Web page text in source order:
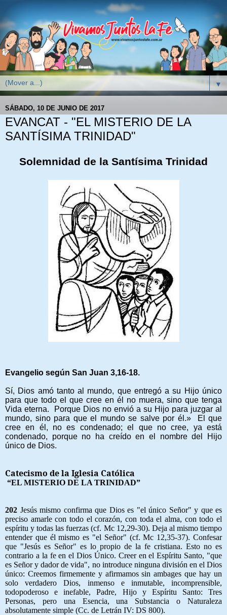
▼
SÁBADO, 10 DE JUNIO DE 2017
EVANCAT - "EL MISTERIO DE LA
SANTÍSIMA TRINIDAD"
Solemnidad de la Santísima Trinidad
Evangelio según San Juan 3,16-18.
Sí, Dios amó tanto al mundo, que entregó a su Hijo único
para que todo el que cree en él no muera, sino que tenga
Vida eterna. Porque Dios no envió a su Hijo para juzgar al
mundo, sino para que el mundo se salve por él.» El que
cree en él, no es condenado; el que no cree, ya está
condenado, porque no ha creído en el nombre del Hijo
único de Dios.
Catecismo de la Iglesia Católica
“EL MISTERIO DE LA TRINIDAD”
202 Jesús mismo confirma que Dios es "el único Señor" y que es
preciso amarle con todo el corazón, con toda el alma, con todo el
espíritu y todas las fuerzas (cf. Mc 12,29-30). Deja al mismo tiempo
entender que él mismo es "el Señor" (cf. Mc 12,35-37). Confesar
que "Jesús es Señor" es lo propio de la fe cristiana. Esto no es
contrario a la fe en el Dios Único. Creer en el Espíritu Santo, "que
es Señor y dador de vida", no introduce ninguna división en el Dios
único: Creemos firmemente y afirmamos sin ambages que hay un
solo verdadero Dios, inmenso e inmutable, incomprensible,
todopoderoso e inefable, Padre, Hijo y Espíritu Santo: Tres
Personas, pero una Esencia, una Substancia o Naturaleza
absolutamente simple (Cc. de Letrán IV: DS 800).